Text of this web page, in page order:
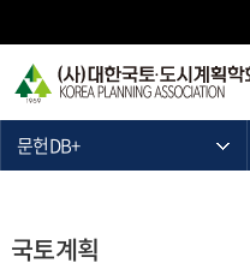
문헌DB+
국토계획